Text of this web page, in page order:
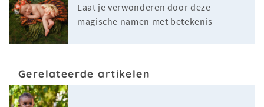
Laat je verwonderen door deze
magische namen met betekenis
Gerelateerde artikelen